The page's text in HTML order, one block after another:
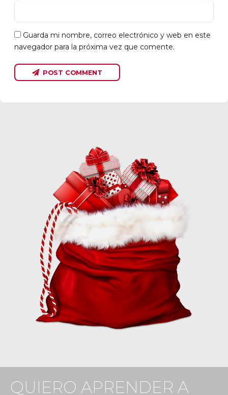
Guarda mi nombre, correo electrónico y web en este
navegador para la próxima vez que comente.
POST COMMENT
QUIERO APRENDER A